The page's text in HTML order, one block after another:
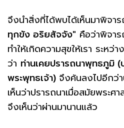
จึงนำสิ่งที่ได้พบได้เห็นมาพิจา
ทุกขัง อริยสัจจัง" คือว่าพิจา
ทำให้เกิดความสุขให้เรา ระหว่
ว่า ท่านเคยปรารถนาพุทธภูมิ (
พระพุทธเจ้า) จึงค้นลงไปอีกว่
เห็นว่าปรารถนาเมื่อสมัยพระศ
จึงเห็นว่าผ่านมานานแล้ว